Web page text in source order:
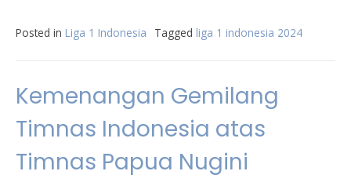
Posted in Liga 1 Indonesia Tagged liga 1 indonesia 2024
Kemenangan Gemilang
Timnas Indonesia atas
Timnas Papua Nugini